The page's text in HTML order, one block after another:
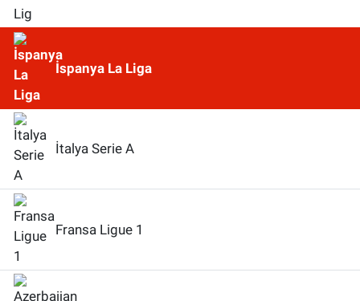
İspanya La Liga
İtalya Serie A
Fransa Ligue 1